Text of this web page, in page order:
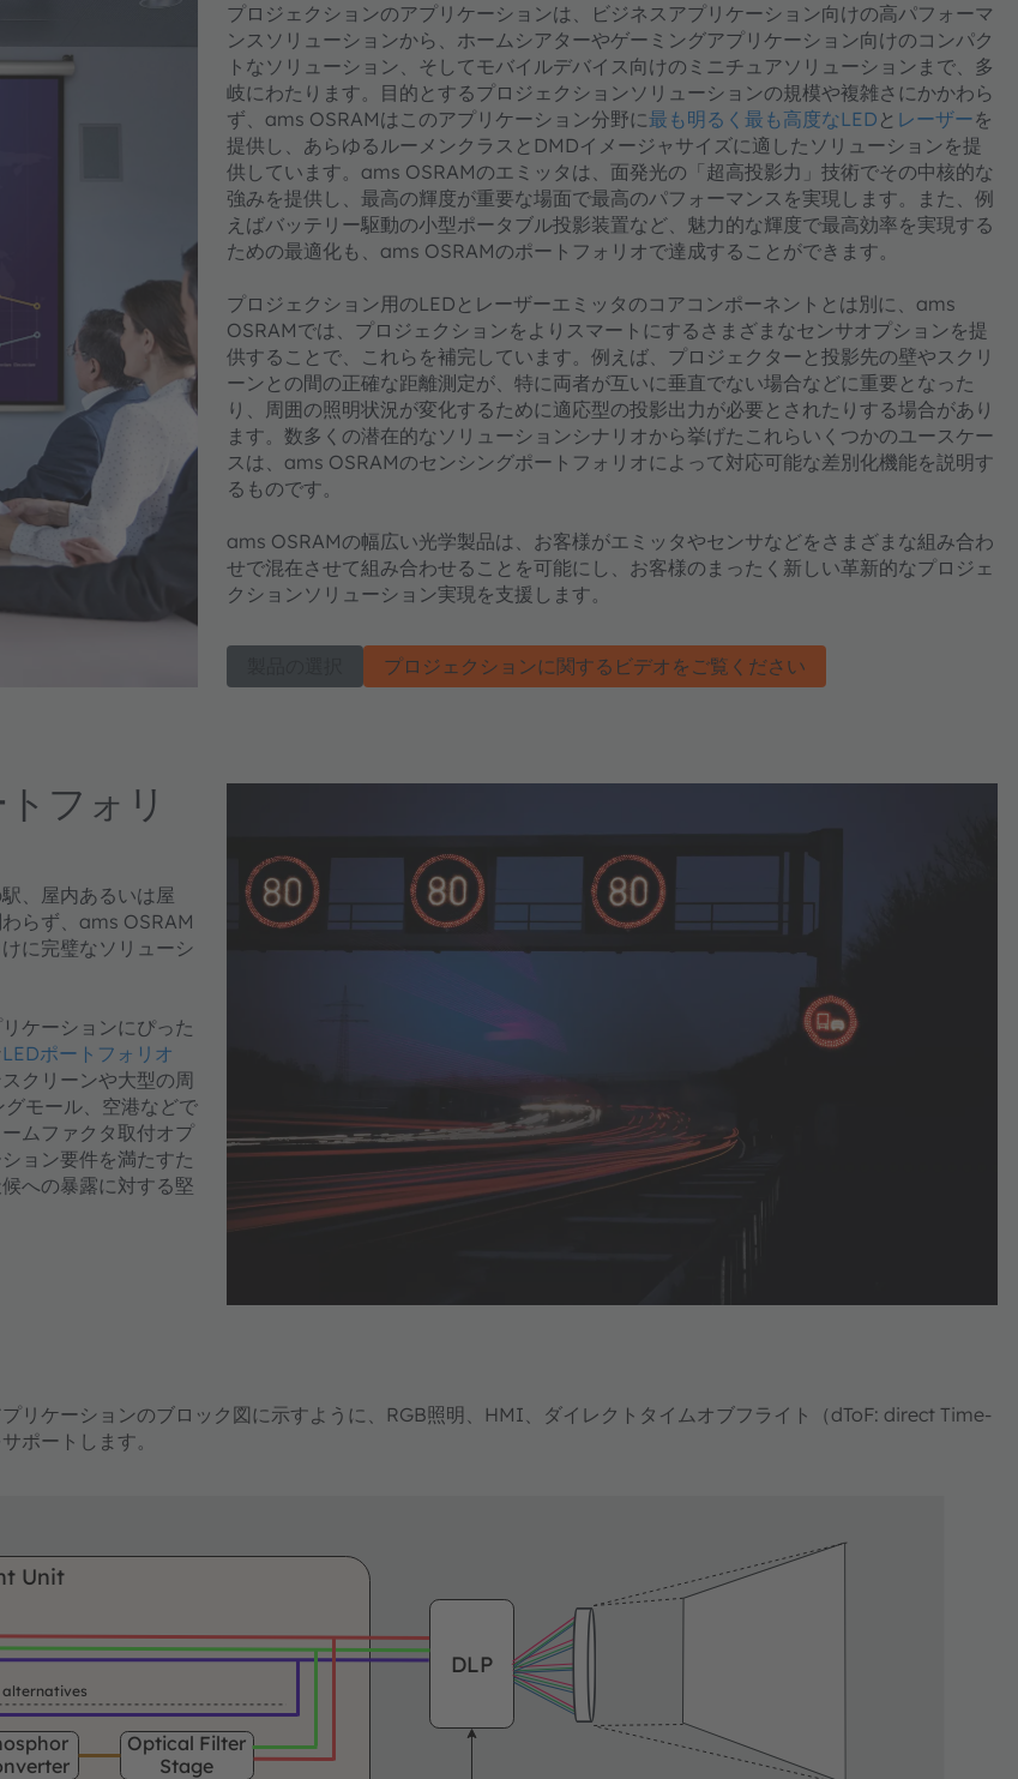
プロジェクションのアプリケーションは、ビジネスアプリケーション向けの高パフォーマ
ンスソリューションから、ホームシアターやゲーミングアプリケーション向けのコンパク
トなソリューション、そしてモバイルデバイス向けのミニチュアソリューションまで、多
岐にわたります。目的とするプロジェクションソリューションの規模や複雑さにかかわら
ず、ams OSRAMはこのアプリケーション分野に最も明るく最も高度なLED と レーザーを
提供し、あらゆるルーメンクラスとDMDイメージャサイズに適したソリューションを提
供しています。ams OSRAMのエミッタは、面発光の「超高投影力」技術でその中核的な
強みを提供し、最高の輝度が重要な場面で最高のパフォーマンスを実現します。また、例
えばバッテリー駆動の小型ポータブル投影装置など、魅力的な輝度で最高効率を実現する
ための最適化も、ams OSRAMのポートフォリオで達成することができます。
プロジェクション用のLEDとレーザーエミッタのコアコンポーネントとは別に、ams
OSRAMでは、プロジェクションをよりスマートにするさまざまなセンサオプションを提
供することで、これらを補完しています。例えば、プロジェクターと投影先の壁やスクリ
ーンとの間の正確な距離測定が、特に両者が互いに垂直でない場合などに重要となった
り、周囲の照明状況が変化するために適応型の投影出力が必要とされたりする場合があり
ます。数多くの潜在的なソリューションシナリオから挙げたこれらいくつかのユースケー
スは、ams OSRAMのセンシングポートフォリオによって対応可能な差別化機能を説明す
るものです。
ams OSRAMの幅広い光学製品は、お客様がエミッタやセンサなどをさまざまな組み合わ
せで混在させて組み合わせることを可能にし、お客様のまったく新しい革新的なプロジェ
クションソリューション実現を支援します。
プロジェクションに関するビデオをご覧ください
フォリ
、屋内あるいは屋
らず、ams OSRAM
に完璧なソリューシ
ケーションにぴった
LEDポートフォリオ
クリーンや大型の周
モール、空港などで
ムファクタ取付オプ
ョン要件を満たすた
への暴露に対する堅
リケーションのブロック図に示すように、RGB照明、HMI、ダイレクトタイムオブフライト（dToF: direct Time-
ポートします。
Unit
Optical Filter
Stage
DLP